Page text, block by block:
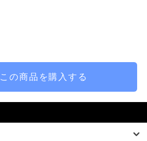
この商品を購入する